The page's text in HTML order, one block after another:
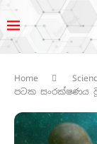
Home
පටක සංරක්ෂණය